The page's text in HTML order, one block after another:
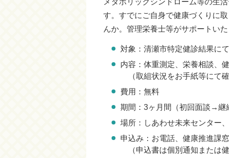
メタボリックシンドローム等の生
す。すでにご自身で健康づくりに
んか。管理栄養士等がサポートいた
対象：清瀬市特定健診結果に
内容：体重測定、栄養相談、
（取組状況をお手紙等にて
費用：無料
期間：3ヶ月間（初回面談→継
場所：しあわせ未来センター
申込み：お電話、健康推進課
（申込書は個別通知または